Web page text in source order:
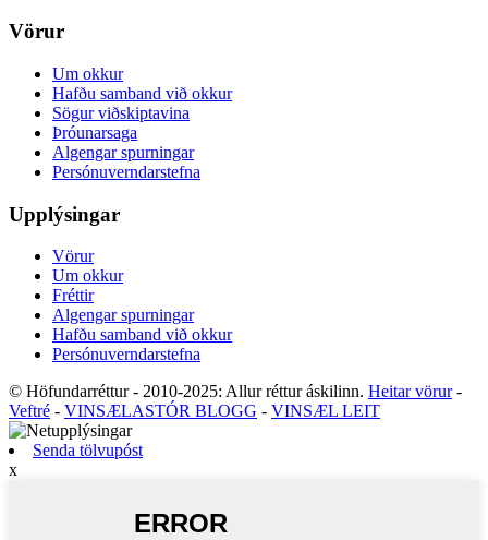
Vörur
Um okkur
Hafðu samband við okkur
Sögur viðskiptavina
Þróunarsaga
Algengar spurningar
Persónuverndarstefna
Upplýsingar
Vörur
Um okkur
Fréttir
Algengar spurningar
Hafðu samband við okkur
Persónuverndarstefna
© Höfundarréttur - 2010-2025: Allur réttur áskilinn. Heitar vörur-
Veftré - VINSÆLASTÓR BLOGG - VINSÆL LEIT
Senda tölvupóst
x